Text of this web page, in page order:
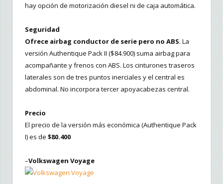
hay opción de motorización diesel ni de caja automática.
Seguridad
Ofrece airbag conductor de serie pero no ABS. La
versión Authentique Pack II ($84.900) suma airbag para
acompañante y frenos con ABS. Los cinturones traseros
laterales son de tres puntos inerciales y el central es
abdominal. No incorpora tercer apoyacabezas central.
Precio
El precio de la versión más económica (Authentique Pack
I) es de $80.400
–Volkswagen Voyage